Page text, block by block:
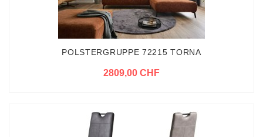
POLSTERGRUPPE 72215 TORNA
2809,00 CHF